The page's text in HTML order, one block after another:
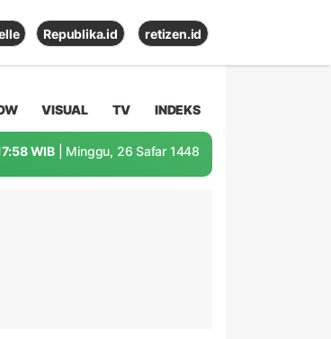
Republika.id retizen.id
VISUAL TV INDEKS
WIB | Minggu, 26 Safar 1448